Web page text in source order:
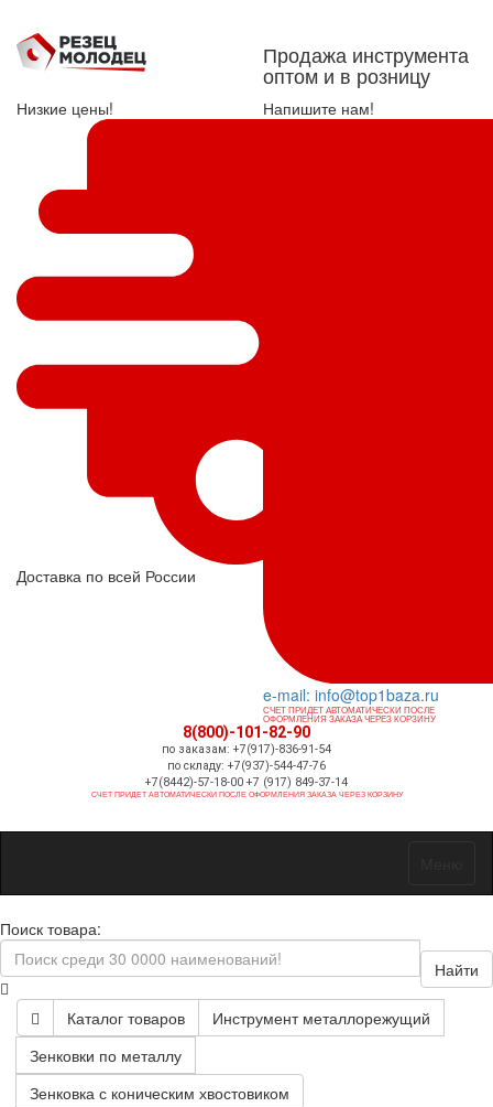
Продажа инструмента
оптом и в розницу
Низкие цены!
Доставка по всей России
Напишите нам!
e-mail: info@top1baza.ru
СЧЕТ ПРИДЕТ АВТОМАТИЧЕСКИ ПОСЛЕ
ОФОРМЛЕНИЯ ЗАКАЗА ЧЕРЕЗ КОРЗИНУ
8(800)-101-82-90
по заказам: +7(917)-836-91-54
по складу: +7(937)-544-47-76
+7(8442)-57-18-00 +7 (917) 849-37-14
СЧЕТ ПРИДЕТ АВТОМАТИЧЕСКИ ПОСЛЕ ОФОРМЛЕНИЯ ЗАКАЗА ЧЕРЕЗ КОРЗИНУ
Поиск товара:
Найти
Каталог товаров
Инструмент металлорежущий
Зенковки по металлу
Зенковка с коническим хвостовиком